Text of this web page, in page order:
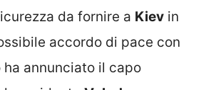
da fornire a Kiev in
accordo di pace con
ha annunciato il capo